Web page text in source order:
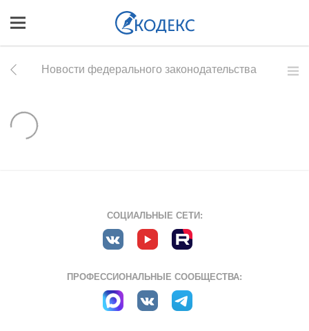
Новости федерального законодательства
СОЦИАЛЬНЫЕ СЕТИ:
ПРОФЕССИОНАЛЬНЫЕ СООБЩЕСТВА: